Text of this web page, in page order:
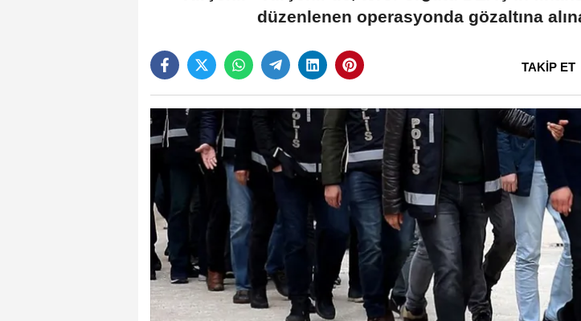
düzenlenen operasyonda gözaltına
TAKİP ET